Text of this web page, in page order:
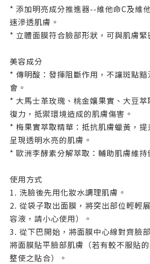
* 添加明亮成分推進器--維他命C及維
速滲透肌膚。
* 立體面膜符合臉部形狀，可與肌膚緊
美容成分
* 傳明酸：發揮阻斷作用，不讓斑點黯
會。
* 大馬士革玫瑰、桃金孃果實、大豆
復力，抵禦環境造成的肌膚傷害。
* 梅果實萃取精華：抵抗肌膚蠟黃，提
呈現透明水亮的肌膚。
* 歐洲李酵素分解萃取：輔助肌膚維持
使用方式
1. 洗臉後先用化妝水調理肌膚。
2. 從袋子取出面膜，將突出部位輕輕
容液，請小心使用）。
3. 從下巴開始，將面膜中心線對齊臉
將面膜貼平臉部肌膚（若有較不服貼
整使之貼合）。